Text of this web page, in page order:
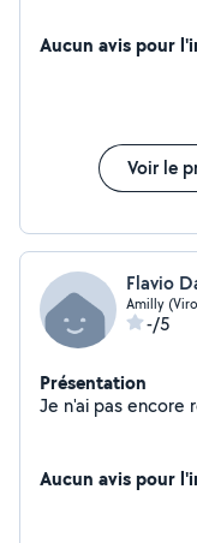
Aucun avis pour
Voir le
Flavio
Amilly
-/5
Présentation
Aucun avis pour